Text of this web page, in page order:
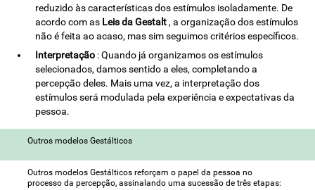
reduzido às características dos estímulos isoladamente. De
acordo com as Leis da Gestalt , a organização dos estímulos
não é feita ao acaso, mas sim seguimos critérios específicos.
Interpretação : Quando já organizamos os estímulos
selecionados, damos sentido a eles, completando a
percepção deles. Mais uma vez, a interpretação dos
estímulos será modulada pela experiência e expectativas da
pessoa.
Outros modelos Gestálticos
Outros modelos Gestálticos reforçam o papel da pessoa no
processo da percepção, assinalando uma sucessão de três etapas: